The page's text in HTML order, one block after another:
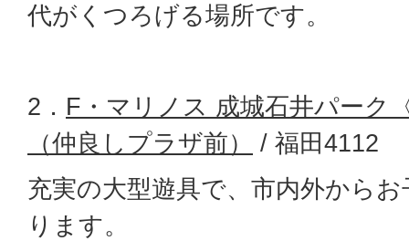
代がくつろげる場所です。
2． F・マリノス 成城石井パーク
（仲良しプラザ前）
/ 福田4112
充実の大型遊具で、市内外から
ります。